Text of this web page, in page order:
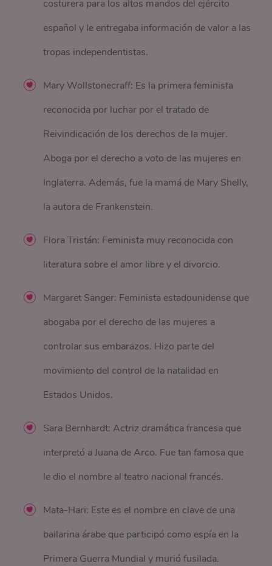
costurera para los altos mandos del ejército
español y le entregaba información de valor a las
tropas independentistas.
Mary Wollstonecraff: Es la primera feminista
reconocida por luchar por el tratado de
Reivindicación de los derechos de la mujer.
Aboga por el derecho a voto de las mujeres en
Inglaterra. Además, fue la mamá de Mary Shelly,
la autora de Frankenstein.
Flora Tristán: Feminista muy reconocida con
literatura sobre el amor libre y el divorcio.
Margaret Sanger: Feminista estadounidense que
abogaba por el derecho de las mujeres a
controlar sus embarazos. Hizo parte del
movimiento del control de la natalidad en
Estados Unidos.
Sara Bernhardt: Actriz dramática francesa que
interpretó a Juana de Arco. Fue tan famosa que
le dio el nombre al teatro nacional francés.
Mata-Hari: Este es el nombre en clave de una
bailarina árabe que participó como espía en la
Primera Guerra Mundial y murió fusilada.